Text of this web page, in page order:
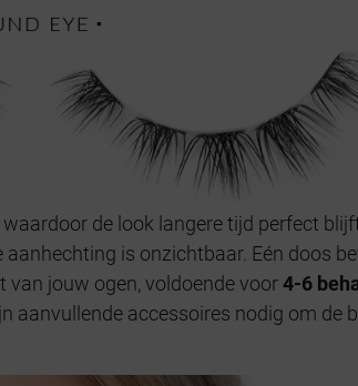
waardoor de look langere tijd perfect
is onzichtbaar. Eén doos
van jouw ogen, voldoende voor4-6
aanvullende accessoires nodig om de